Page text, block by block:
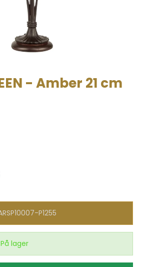
- Amber 21 cm
P1255
På lager